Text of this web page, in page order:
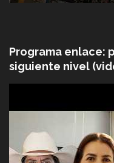
Programa enlace:
siguiente nivel